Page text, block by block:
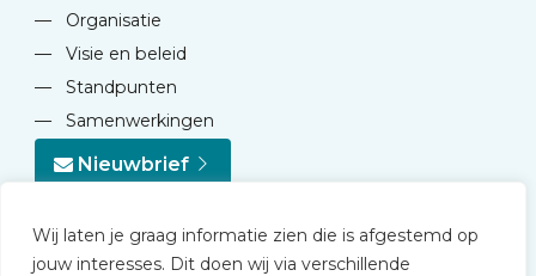
Wij laten je graag informatie zien die is afgestemd op
jouw interesses. Dit doen wij via verschillende
—
Organisatie
—
Visie en beleid
—
Standpunten
—
Samenwerkingen
Nieuwbrief